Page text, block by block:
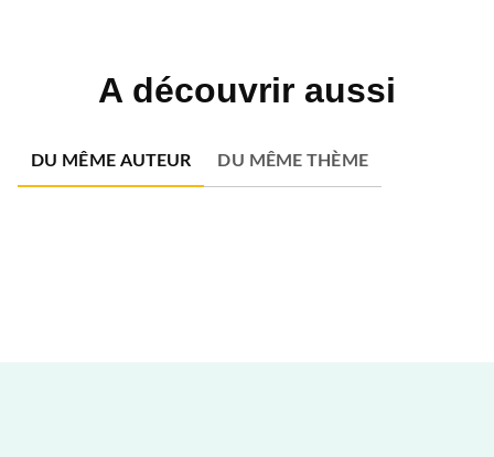
A découvrir aussi
DU MÊME AUTEUR DU MÊME THÈME